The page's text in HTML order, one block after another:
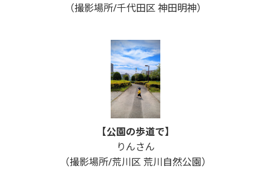
（撮影場所/千代田区 神田明神）
【公園の歩道で】
りんさん
（撮影場所/荒川区 荒川自然公園）